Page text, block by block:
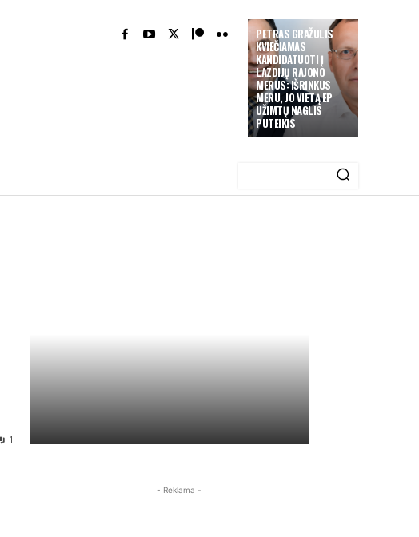
PETRAS GRAŽULIS
KVIEČIAMAS
KANDIDATUOTI Į
LAZDIJŲ RAJONO
MERUS: IŠRINKUS
MERU, JO VIETĄ EP
UŽIMTŲ NAGLIS
PUTEIKIS
1
- Reklama -